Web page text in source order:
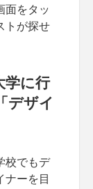
面をタッ
トが探せ
学に行
デザイ
校でもデ
ナーを目